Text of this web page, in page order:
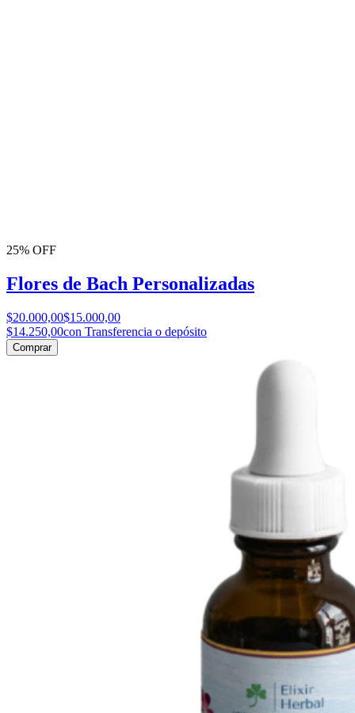
25% OFF
Flores de Bach Personalizadas
$20.000,00$15.000,00
$14.250,00con Transferencia o depósito
Comprar